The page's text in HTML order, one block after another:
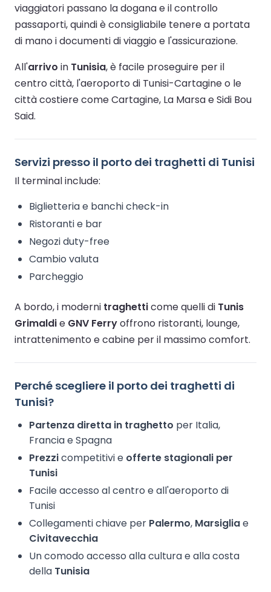
viaggiatori passano la dogana e il controllo
passaporti, quindi è consigliabile tenere a portata
di mano i documenti di viaggio e l'assicurazione.
All'arrivo in Tunisia, è facile proseguire per il
centro città, l'aeroporto di Tunisi-Cartagine o le
città costiere come Cartagine, La Marsa e Sidi Bou
Said.
Servizi presso il porto dei traghetti di Tunisi
Il terminal include:
Biglietteria e banchi check-in
Ristoranti e bar
Negozi duty-free
Cambio valuta
Parcheggio
A bordo, i moderni traghetticome quelli di Tunis
Grimaldie GNV Ferryoffrono ristoranti, lounge,
intrattenimento e cabine per il massimo comfort.
Perché scegliere il porto dei traghetti di
Tunisi?
Partenza diretta in traghetto per Italia,
Francia e Spagna
Prezzicompetitivi e offerte stagionali per
Tunisi
Facile accesso al centro e all'aeroporto di
Tunisi
Collegamenti chiave per Palermo, Marsigliae
Civitavecchia
Un comodo accesso alla cultura e alla costa
della Tunisia